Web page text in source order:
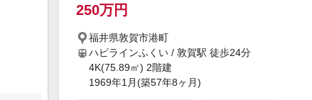
250万円
福井県敦賀市港町
ハピラインふくい / 敦賀駅 徒歩24分
4K(75.89㎡) 2階建
1969年1月(築57年8ヶ月)